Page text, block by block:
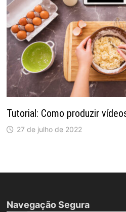
Tutorial: Como produzir
27 de julho de 2022
Navegação Segura